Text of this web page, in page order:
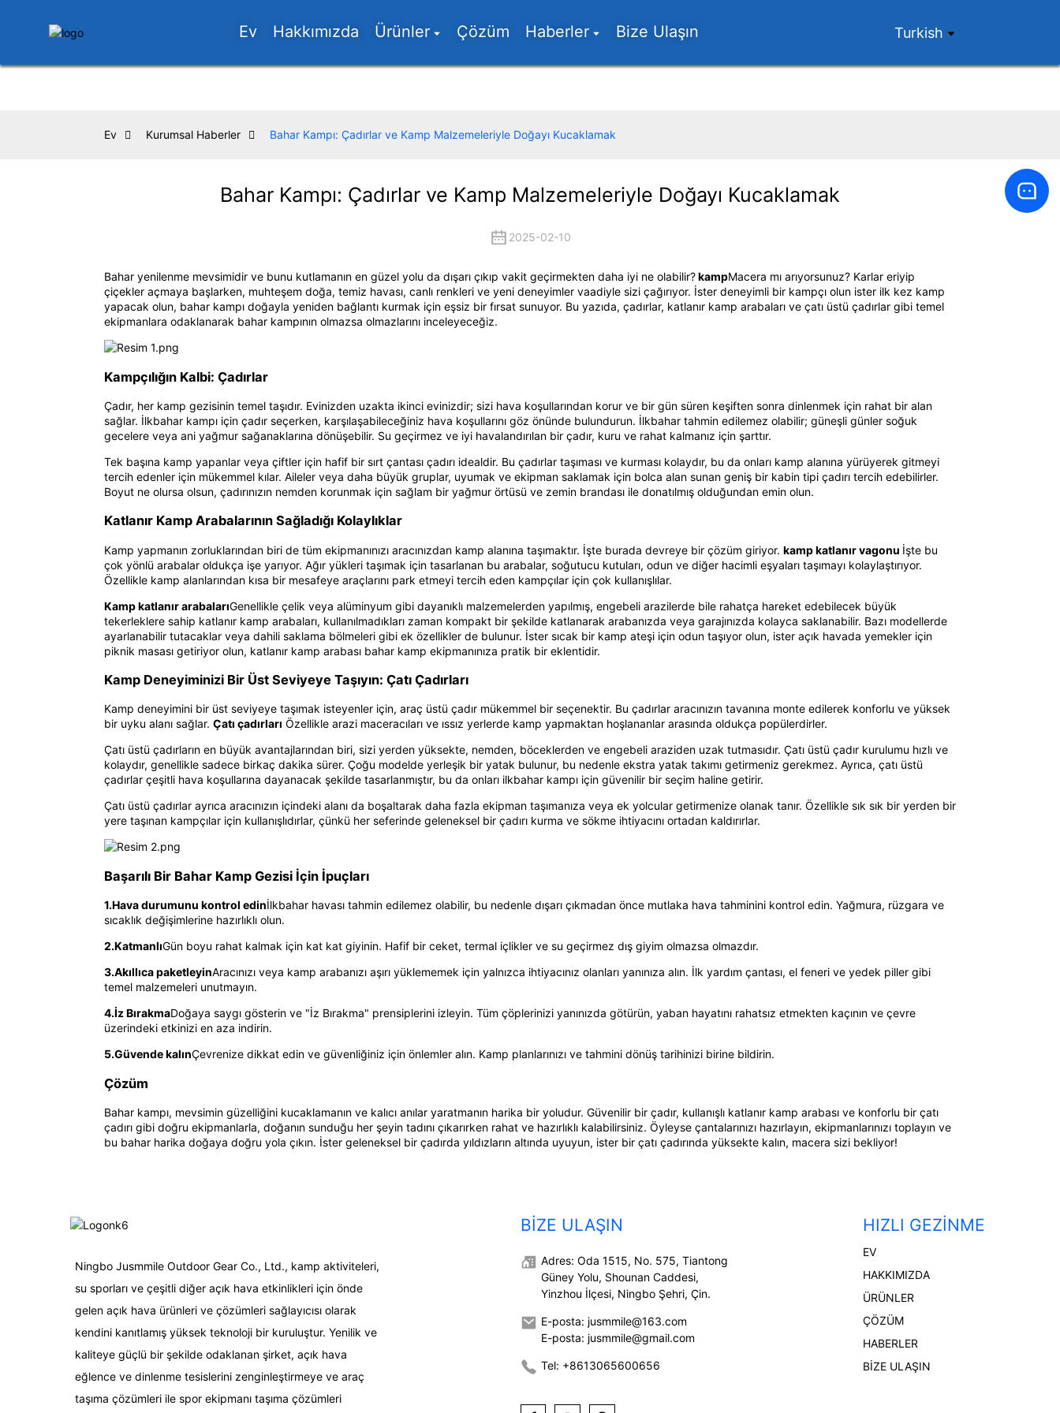
Ev Hakkımızda Ürünler Çözüm Haberler Bize Ulaşın Turkish
Ev Kurumsal Haberler Bahar Kampı: Çadırlar ve Kamp Malzemeleriyle Doğayı Kucaklamak
Bahar Kampı: Çadırlar ve Kamp Malzemeleriyle Doğayı Kucaklamak
2025-02-10
Bahar yenilenme mevsimidir ve bunu kutlamanın en güzel yolu da dışarı çıkıp vakit geçirmekten daha iyi ne olabilir?kampMacera mı arıyorsunuz? Karlar eriyip
çiçekler açmaya başlarken, muhteşem doğa, temiz havası, canlı renkleri ve yeni deneyimler vaadiyle sizi çağırıyor. İster deneyimli bir kampçı olun ister ilk kez kamp
yapacak olun, bahar kampı doğayla yeniden bağlantı kurmak için eşsiz bir fırsat sunuyor. Bu yazıda, çadırlar, katlanır kamp arabaları ve çatı üstü çadırlar gibi temel
ekipmanlara odaklanarak bahar kampının olmazsa olmazlarını inceleyeceğiz.
Kampçılığın Kalbi: Çadırlar
Çadır, her kamp gezisinin temel taşıdır. Evinizden uzakta ikinci evinizdir; sizi hava koşullarından korur ve bir gün süren keşiften sonra dinlenmek için rahat bir alan
sağlar. İlkbahar kampı için çadır seçerken, karşılaşabileceğiniz hava koşullarını göz önünde bulundurun. İlkbahar tahmin edilemez olabilir; güneşli günler soğuk
gecelere veya ani yağmur sağanaklarına dönüşebilir. Su geçirmez ve iyi havalandırılan bir çadır, kuru ve rahat kalmanız için şarttır.
Tek başına kamp yapanlar veya çiftler için hafif bir sırt çantası çadırı idealdir. Bu çadırlar taşıması ve kurması kolaydır, bu da onları kamp alanına yürüyerek gitmeyi
tercih edenler için mükemmel kılar. Aileler veya daha büyük gruplar, uyumak ve ekipman saklamak için bolca alan sunan geniş bir kabin tipi çadırı tercih edebilirler.
Boyut ne olursa olsun, çadırınızın nemden korunmak için sağlam bir yağmur örtüsü ve zemin brandası ile donatılmış olduğundan emin olun.
Katlanır Kamp Arabalarının Sağladığı Kolaylıklar
Kamp yapmanın zorluklarından biri de tüm ekipmanınızı aracınızdan kamp alanına taşımaktır. İşte burada devreye bir çözüm giriyor. kamp katlanır vagonu İşte bu
çok yönlü arabalar oldukça işe yarıyor. Ağır yükleri taşımak için tasarlanan bu arabalar, soğutucu kutuları, odun ve diğer hacimli eşyaları taşımayı kolaylaştırıyor.
Özellikle kamp alanlarından kısa bir mesafeye araçlarını park etmeyi tercih eden kampçılar için çok kullanışlılar.
Kamp katlanır arabalarıGenellikle çelik veya alüminyum gibi dayanıklı malzemelerden yapılmış, engebeli arazilerde bile rahatça hareket edebilecek büyük
tekerleklere sahip katlanır kamp arabaları, kullanılmadıkları zaman kompakt bir şekilde katlanarak arabanızda veya garajınızda kolayca saklanabilir. Bazı modellerde
ayarlanabilir tutacaklar veya dahili saklama bölmeleri gibi ek özellikler de bulunur. İster sıcak bir kamp ateşi için odun taşıyor olun, ister açık havada yemekler için
piknik masası getiriyor olun, katlanır kamp arabası bahar kamp ekipmanınıza pratik bir eklentidir.
Kamp Deneyiminizi Bir Üst Seviyeye Taşıyın: Çatı Çadırları
Kamp deneyimini bir üst seviyeye taşımak isteyenler için, araç üstü çadır mükemmel bir seçenektir. Bu çadırlar aracınızın tavanına monte edilerek konforlu ve yüksek
bir uyku alanı sağlar. Çatı çadırları Özellikle arazi maceracıları ve ıssız yerlerde kamp yapmaktan hoşlananlar arasında oldukça popülerdirler.
Çatı üstü çadırların en büyük avantajlarından biri, sizi yerden yüksekte, nemden, böceklerden ve engebeli araziden uzak tutmasıdır. Çatı üstü çadır kurulumu hızlı ve
kolaydır, genellikle sadece birkaç dakika sürer. Çoğu modelde yerleşik bir yatak bulunur, bu nedenle ekstra yatak takımı getirmeniz gerekmez. Ayrıca, çatı üstü
çadırlar çeşitli hava koşullarına dayanacak şekilde tasarlanmıştır, bu da onları ilkbahar kampı için güvenilir bir seçim haline getirir.
Çatı üstü çadırlar ayrıca aracınızın içindeki alanı da boşaltarak daha fazla ekipman taşımanıza veya ek yolcular getirmenize olanak tanır. Özellikle sık sık bir yerden bir
yere taşınan kampçılar için kullanışlıdırlar, çünkü her seferinde geleneksel bir çadırı kurma ve sökme ihtiyacını ortadan kaldırırlar.
Başarılı Bir Bahar Kamp Gezisi İçin İpuçları
1.Hava durumunu kontrol edinİlkbahar havası tahmin edilemez olabilir, bu nedenle dışarı çıkmadan önce mutlaka hava tahminini kontrol edin. Yağmura, rüzgara ve
sıcaklık değişimlerine hazırlıklı olun.
2.KatmanlıGün boyu rahat kalmak için kat kat giyinin. Hafif bir ceket, termal içlikler ve su geçirmez dış giyim olmazsa olmazdır.
3.Akıllıca paketleyinAracınızı veya kamp arabanızı aşırı yüklememek için yalnızca ihtiyacınız olanları yanınıza alın. İlk yardım çantası, el feneri ve yedek piller gibi
temel malzemeleri unutmayın.
4.İz BırakmaDoğaya saygı gösterin ve "İz Bırakma" prensiplerini izleyin. Tüm çöplerinizi yanınızda götürün, yaban hayatını rahatsız etmekten kaçının ve çevre
üzerindeki etkinizi en aza indirin.
5.Güvende kalınÇevrenize dikkat edin ve güvenliğiniz için önlemler alın. Kamp planlarınızı ve tahmini dönüş tarihinizi birine bildirin.
Çözüm
Bahar kampı, mevsimin güzelliğini kucaklamanın ve kalıcı anılar yaratmanın harika bir yoludur. Güvenilir bir çadır, kullanışlı katlanır kamp arabası ve konforlu bir çatı
çadırı gibi doğru ekipmanlarla, doğanın sunduğu her şeyin tadını çıkarırken rahat ve hazırlıklı kalabilirsiniz. Öyleyse çantalarınızı hazırlayın, ekipmanlarınızı toplayın ve
bu bahar harika doğaya doğru yola çıkın. İster geleneksel bir çadırda yıldızların altında uyuyun, ister bir çatı çadırında yüksekte kalın, macera sizi bekliyor!
Ningbo Jusmmile Outdoor Gear Co., Ltd., kamp aktiviteleri,
su sporları ve çeşitli diğer açık hava etkinlikleri için önde
gelen açık hava ürünleri ve çözümleri sağlayıcısı olarak
kendini kanıtlamış yüksek teknoloji bir kuruluştur. Yenilik ve
kaliteye güçlü bir şekilde odaklanan şirket, açık hava
eğlence ve dinlenme tesislerini zenginleştirmeye ve araç
taşıma çözümleri ile spor ekipmanı taşıma çözümleri
BIZE ULAŞIN
Adres: Oda 1515, No. 575, Tiantong
Güney Yolu, Shounan Caddesi,
Yinzhou İlçesi, Ningbo Şehri, Çin.
E-posta: jusmmile@163.com
E-posta: jusmmile@gmail.com
Tel: +8613065600656
HIZLI GEZINME
EV
HAKKIMIZDA
ÜRÜNLER
ÇÖZÜM
HABERLER
BIZE ULAŞIN